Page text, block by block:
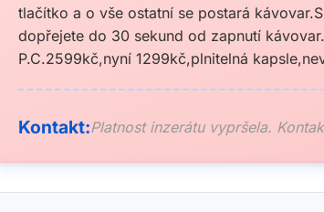
tlačítko a o vše ostatní se postará
dopřejete do 30 sekund od zapnutí kávovar.
P.C.2599kč,nyní 1299kč,plnitelná
Kontakt:Platnost inzerátu vypršela.